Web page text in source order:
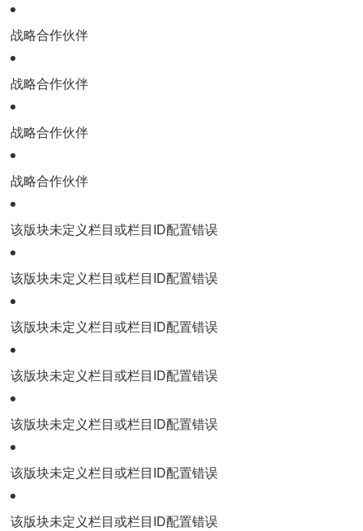
战略合作伙伴
战略合作伙伴
战略合作伙伴
战略合作伙伴
该版块未定义栏目或栏目ID配置错误
该版块未定义栏目或栏目ID配置错误
该版块未定义栏目或栏目ID配置错误
该版块未定义栏目或栏目ID配置错误
该版块未定义栏目或栏目ID配置错误
该版块未定义栏目或栏目ID配置错误
该版块未定义栏目或栏目ID配置错误